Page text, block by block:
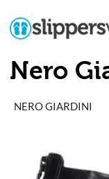
Nero
NERO GIARDINI